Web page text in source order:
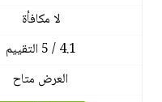
لا مكافأة
4.1 / 5 التقييم
العرض متاح